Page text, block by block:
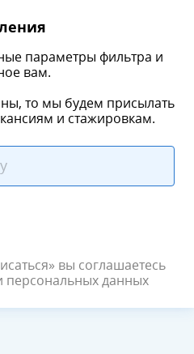
параметры фильтра и
вам.
то мы будем присылать
и стажировкам.
вы соглашаетесь
персональных данных